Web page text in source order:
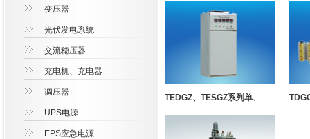
变压器
光伏发电系统
交流稳压器
充电机、充电器
调压器
UPS电源
EPS应急电源
TEDGZ、TESGZ系列单、